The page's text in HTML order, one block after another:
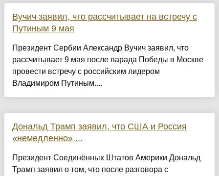
Вучич заявил, что рассчитывает на встречу с
Путиным 9 мая
Президент Сербии Александр Вучич заявил, что
рассчитывает 9 мая после парада Победы в Москве
провести встречу с российским лидером
Владимиром Путиным....
Дональд Трамп заявил, что США и Россия
«немедленно» ...
Президент Соединённых Штатов Америки Дональд
Трамп заявил о том, что после разговора с